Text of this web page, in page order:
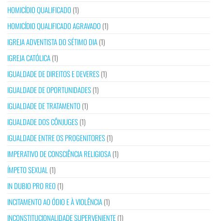
HOMICÍDIO QUALIFICADO (1)
HOMICÍDIO QUALIFICADO AGRAVADO (1)
IGREJA ADVENTISTA DO SÉTIMO DIA(1)
IGREJA CATÓLICA(1)
IGUALDADE DE DIREITOS E DEVERES(1)
IGUALDADE DE OPORTUNIDADES(1)
IGUALDADE DE TRATAMENTO (1)
IGUALDADE DOS CÔNJUGES(1)
IGUALDADE ENTRE OS PROGENITORES(1)
IMPERATIVO DE CONSCIÊNCIA RELIGIOSA(1)
ÍMPETO SEXUAL (1)
IN DUBIO PRO REO (1)
INCITAMENTO AO ÓDIO E À VIOLÊNCIA(1)
INCONSTITUCIONALIDADE SUPERVENIENTE(1)